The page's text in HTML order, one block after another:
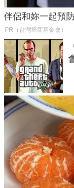
伴侶和妳一起預
PR（台灣癌症基金會）